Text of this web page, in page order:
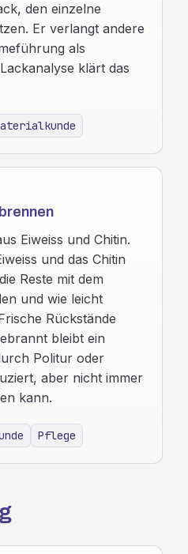
den einzelne
Er verlangt andere
als
klärt das
Eiweiss und Chitin.
und das Chitin
Reste mit dem
und wie leicht
Rückstände
bleibt ein
Politur oder
aber nicht immer
kann.
Pflege